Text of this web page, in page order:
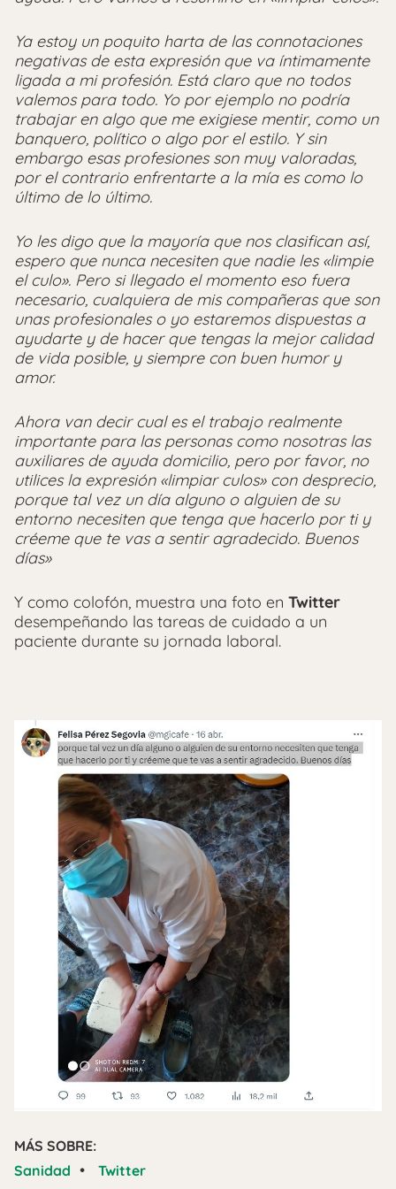
Ya estoy un poquito harta de las connotaciones
negativas de esta expresión que va íntimamente
ligada a mi profesión. Está claro que no todos
valemos para todo. Yo por ejemplo no podría
trabajar en algo que me exigiese mentir, como un
banquero, político o algo por el estilo. Y sin
embargo esas profesiones son muy valoradas,
por el contrario enfrentarte a la mía es como lo
último de lo último.
Yo les digo que la mayoría que nos clasifican así,
espero que nunca necesiten que nadie les «limpie
el culo». Pero si llegado el momento eso fuera
necesario, cualquiera de mis compañeras que son
unas profesionales o yo estaremos dispuestas a
ayudarte y de hacer que tengas la mejor calidad
de vida posible, y siempre con buen humor y
amor.
Ahora van decir cual es el trabajo realmente
importante para las personas como nosotras las
auxiliares de ayuda domicilio, pero por favor, no
utilices la expresión «limpiar culos» con desprecio,
porque tal vez un día alguno o alguien de su
entorno necesiten que tenga que hacerlo por ti y
créeme que te vas a sentir agradecido. Buenos
días»
Y como colofón, muestra una foto en Twitter
desempeñando las tareas de cuidado a un
paciente durante su jornada laboral.
MÁS SOBRE:
Sanidad • Twitter